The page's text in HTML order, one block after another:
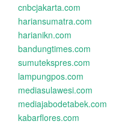
cnbcjakarta.com
hariansumatra.com
harianikn.com
bandungtimes.com
sumutekspres.com
lampungpos.com
mediasulawesi.com
mediajabodetabek.com
kabarflores.com